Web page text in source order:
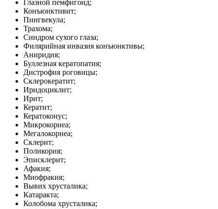
Глазной пемфигоид;
Конъюнктивит;
Пингвекула;
Трахома;
Синдром сухого глаза;
Филярийная инвазия конъюнктивы;
Аниридия;
Буллезная кератопатия;
Дистрофия роговицы;
Склерокератит;
Иридоциклит;
Ирит;
Кератит;
Кератоконус;
Микрокорнеа;
Мегалокорнеа;
Склерит;
Поликория;
Эписклерит;
Афакия;
Миофракия;
Вывих хрусталика;
Катаракта;
Колобома хрусталика;